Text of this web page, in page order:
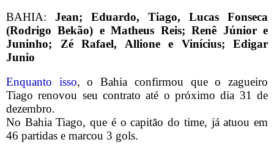
BAHIA: Jean; Eduardo, Tiago, Lucas Fonseca
(Rodrigo Bekão) e Matheus Reis; Renê Júnior e
Juninho; Zé Rafael, Allione e Vinícius; Edigar
Junio
Enquanto isso, o Bahia confirmou que o zagueiro
Tiago renovou seu contrato até o próximo dia 31 de
dezembro.
No Bahia Tiago, que é o capitão do time, já atuou em
46 partidas e marcou 3 gols.